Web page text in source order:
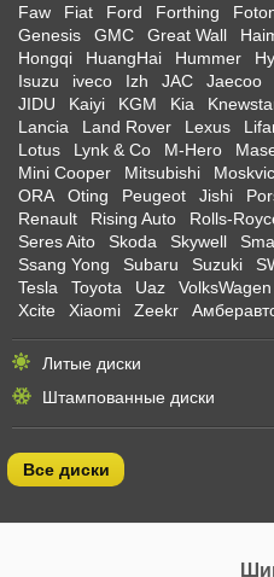
Faw Fiat Ford Forthing
Genesis
GMC Great Wall
Hongqi
HuangHai Hummer
Isuzu
iveco Izh JAC Jaecoo
JIDU
Kaiyi KGM Kia
Lancia
Land Rover Lexus
Lotus
Lynk & Co M-Hero
Mini Cooper
Mitsubishi
ORA
Oting Peugeot Jishi
Renault
Rising Auto Rolls-
Seres Aito
Skoda Skywell
Ssang Yong
Subaru Suzuki
Tesla
Toyota Uaz VolksWagen
Xcite
Xiaomi Zeekr
Литые диски
Штампованные диски
Все диски